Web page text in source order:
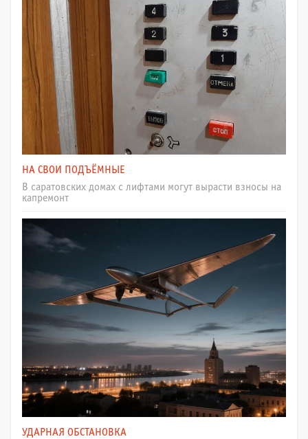
НА СВОИ ПОДЪЁМНЫЕ
В саратовских домах с лифтами могут вырасти взносы на
капремонт
УДАРНАЯ ОБСТАНОВКА